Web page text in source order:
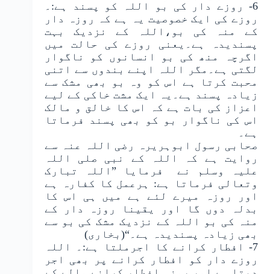
6- روزے دار کی بو اللہ کو پسند ہے:۔
روزے کی ایک خصوصیت یہ ہے کہ روزہ دار
کے منہ کی بو،اللہ کے نزدیک بہت
پسندیدہ ہے۔یعنی روزے کی حالت میں
اگرچہ منھ کی بو انسانوں کو ناگوار
لگتی ہے۔مگر اللہ اپنے بندوں سے اتنی
محبت کرتا ہے اس کو وہ بو بھی مشک سے
زیادہ پسند ہے۔یہ ایک مشت خاکی کے لیے
اعزاز کی بات ہے کہ اس کا خالق و مالک
اس کی ناگوار بو کو بھی پسند فرماتا
ہے۔
صحابی رسول ابوہریرہ رضی اللہ عنہ سے
روایت ہے کہ اللہ کے نبی صلی اللہ
علیہ وسلم نے فرمایا ”اللہ تبارک
وتعالی فرماتا ہے: ہرعمل کا کفارہ ہے
اور روزہ میرے لئے ہے میں ہی اس کا
بدلہ دوں گا اور یقینا روزہ دار کے
منہ کی بو اللہ کے نزدیک مشک کی بو سے
بھی زیادہ پسندیدہ ہے۔“(بخاری)
7- افطار کرانے کا اجرملتا ہے:۔ اللہ
روزے دار کو افطار کرانے پر بھی اجر